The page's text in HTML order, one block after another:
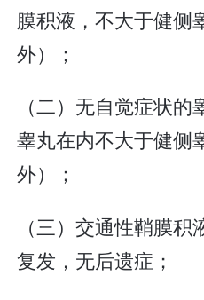
膜积液，不大于健侧
外）；
（二）无自觉症状
睾丸在内不大于健侧
外）；
（三）交通性鞘膜
复发，无后遗症；